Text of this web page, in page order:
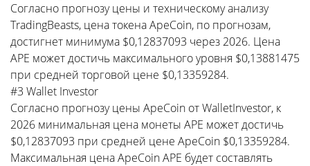
Согласно прогнозу цены и техническому анализу
TradingBeasts, цена токена ApeCoin, по прогнозам,
достигнет минимума $0,12837093 через 2026. Цена
APE может достичь максимального уровня $0,13881475
при средней торговой цене $0,13359284.
#3 Wallet Investor
Согласно прогнозу цены ApeCoin от WalletInvestor, к
2026 минимальная цена монеты APE может достичь
$0,12837093 при средней цене ApeCoin $0,13359284.
Максимальная цена ApeCoin APE будет составлять